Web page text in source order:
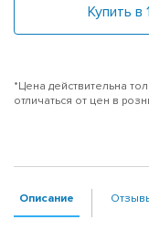
Купить в
*Цена действительна
отличаться от цен в
Описание